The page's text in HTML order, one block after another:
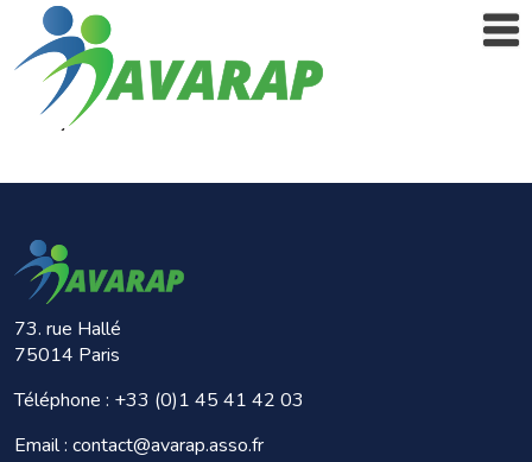
73. rue Hallé
75014 Paris
Téléphone : +33 (0)1 45 41 42 03
Email : contact@avarap.asso.fr